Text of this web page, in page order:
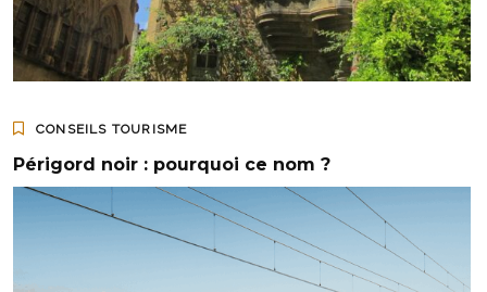
CONSEILS TOURISME
Périgord noir : pourquoi ce nom ?